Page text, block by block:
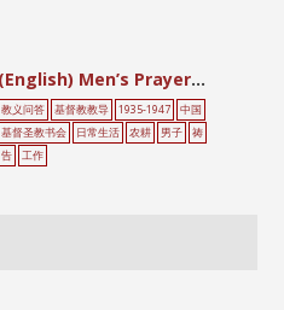
(English) Men’s Prayer Pictures
教义问答 基督教教导 1935-1947
中国
基督圣教书会
日常生活 农耕 男子
祷
告
工作